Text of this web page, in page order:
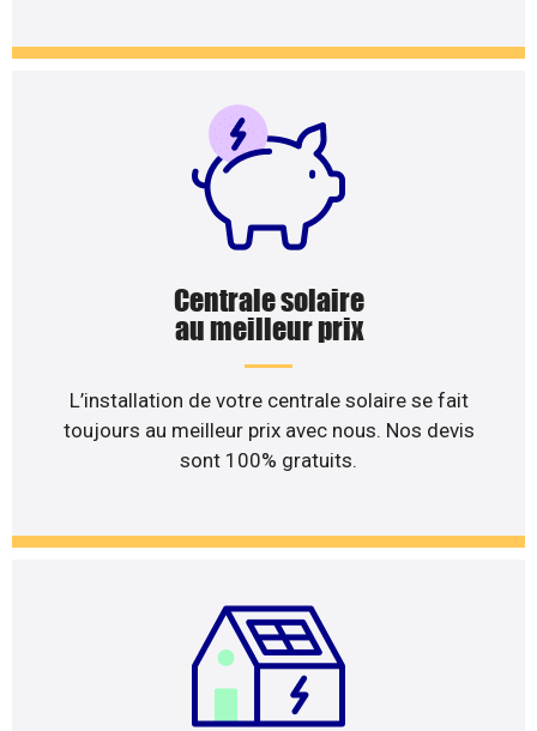
Centrale solaire
au meilleur prix
L’installation de votre centrale solaire se fait
toujours au meilleur prix avec nous. Nos devis
sont 100% gratuits.